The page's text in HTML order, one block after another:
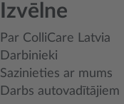
Izvēlne
Par ColliCare Latvia
Darbinieki
Sazinieties ar mums
Darbs autovadītājiem